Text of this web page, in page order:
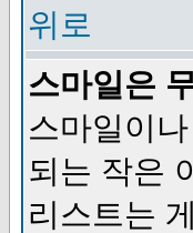
위로
스마일은
스마일이
되는 작은
리스트는